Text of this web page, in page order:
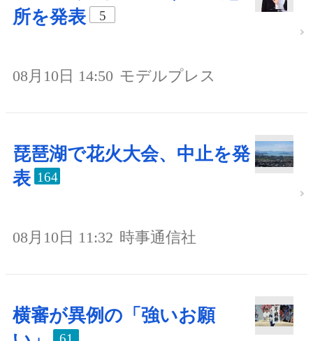
所を発表
5
08月10日 14:50 モデルプレス
琵琶湖で花火大会、中止を発
表 164
08月10日 11:32 時事通信社
横審が異例の「強いお願